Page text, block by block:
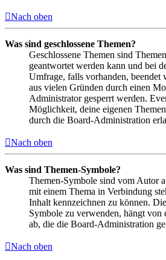
Nach oben
Was sind geschlossene Themen?
Geschlossene Themen sind
geantwortet werden kann und bei
Umfrage, falls vorhanden, beendet
aus vielen Gründen durch einen
Administrator gesperrt werden.
Möglichkeit, deine eigenen
durch die Board-Administration
Nach oben
Was sind Themen-Symbole?
Themen-Symbole sind vom Autor
mit einem Thema in Verbindung
Inhalt kennzeichnen zu können.
Symbole zu verwenden, hängt von
ab, die die Board-Administration
Nach oben